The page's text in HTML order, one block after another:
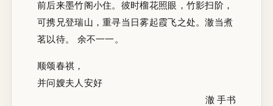
前后来墨竹阁小住。彼时榴花照眼，竹影扫阶，
可携兄登瑞山，重寻当日雾起霞飞之处。澈当煮
茗以待。 余不一一。
顺颂春祺，
并问嫂夫人安好
澈 手书